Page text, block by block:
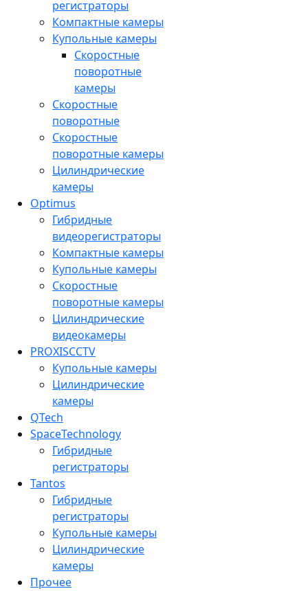
регистраторы
Компактные камеры
Купольные камеры
Скоростные
поворотные
камеры
Скоростные
поворотные
Скоростные
поворотные камеры
Цилиндрические
камеры
Optimus
Гибридные
видеорегистраторы
Компактные камеры
Купольные камеры
Скоростные
поворотные камеры
Цилиндрические
видеокамеры
PROXISCCTV
Купольные камеры
Цилиндрические
камеры
QTech
SpaceTechnology
Гибридные
регистраторы
Tantos
Гибридные
регистраторы
Купольные камеры
Цилиндрические
камеры
Прочее